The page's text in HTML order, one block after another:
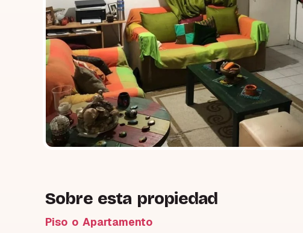
Sobre esta propiedad
Piso o Apartamento